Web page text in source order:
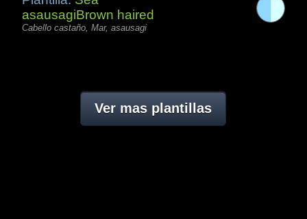
asausagiBrown haired
Cabello castaño, Mar, asausagi
Ver mas plantillas